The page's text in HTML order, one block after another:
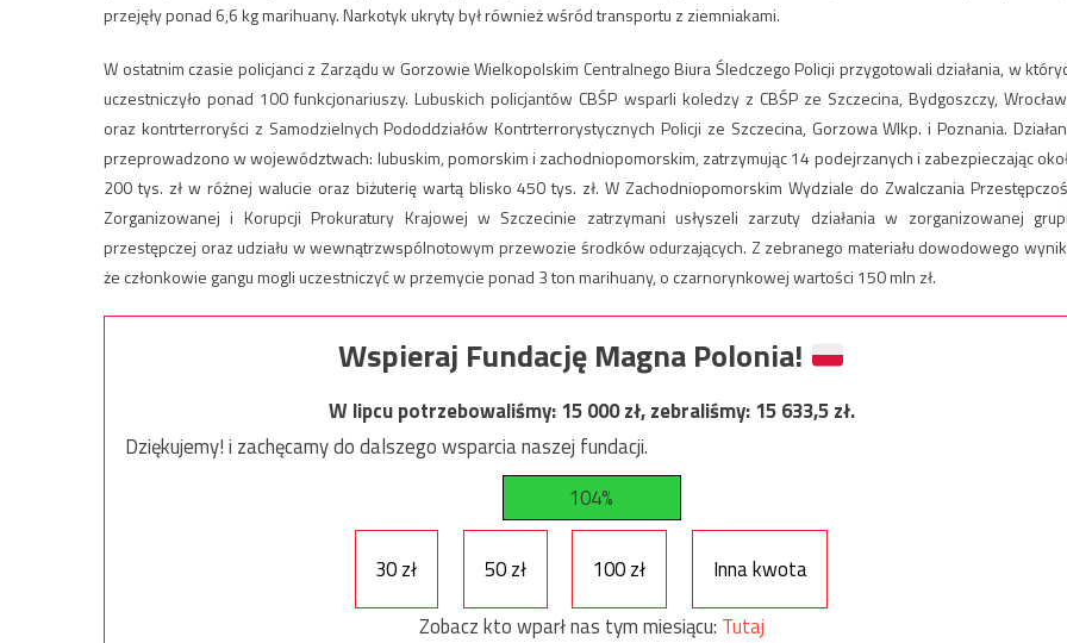
przejęły ponad 6,6 kg marihuany. Narkotyk ukryty był również wśród transportu z ziemniakami.
W ostatnim czasie policjanci z Zarządu w Gorzowie Wielkopolskim Centralnego Biura Śledczego Policji przygotowali działania, w
uczestniczyło ponad 100 funkcjonariuszy. Lubuskich policjantów CBŚP wsparli koledzy z CBŚP ze Szczecina, Bydgoszczy,
oraz kontrterroryści z Samodzielnych Pododdziałów Kontrterrorystycznych Policji ze Szczecina, Gorzowa Wlkp. i Poznania.
przeprowadzono w województwach: lubuskim, pomorskim i zachodniopomorskim, zatrzymując 14 podejrzanych i zabezpieczając
200 tys. zł w różnej walucie oraz biżuterię wartą blisko 450 tys. zł. W Zachodniopomorskim Wydziale do Zwalczania
Zorganizowanej i Korupcji Prokuratury Krajowej w Szczecinie zatrzymani usłyszeli zarzuty działania w zorganizowanej
przestępczej oraz udziału w wewnątrzwspólnotowym przewozie środków odurzających. Z zebranego materiału dowodowego
że członkowie gangu mogli uczestniczyć w przemycie ponad 3 ton marihuany, o czarnorynkowej wartości 150 mln zł.
Wspieraj Fundację Magna Polonia!
W lipcu potrzebowaliśmy:15 000zł, zebraliśmy:15 633,5zł.
Dziękujemy! i zachęcamy do dalszego wsparcia naszej fundacji.
104%
30 zł 50 zł 100 zł
Inna kwota
Zobacz kto wparł nas tym miesiącu: Tutaj